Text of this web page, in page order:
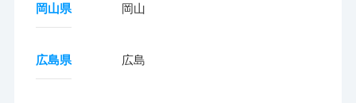
岡山県 岡山
広島県 広島